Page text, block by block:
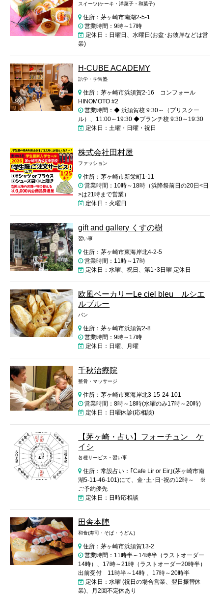
スイーツ(ケーキ・洋菓子・和菓子)
住所：茅ヶ崎市南湖2-5-1
営業時間：9時～17時
定休日：日曜日、水曜日(お盆･お彼岸などは営
業)
H-CUBE ACADEMY
語学・学習塾
住所：茅ヶ崎市浜須賀2-16 コンフォール
HINOMOTO #2
営業時間：◆ 浜須賀校 9:30～（プリスクー
ル）、11:00～19:30 ◆ブランチ校 9:30～19:30
定休日：土曜・日曜・祝日
株式会社田村屋
ファッション
住所：茅ヶ崎市新栄町1-11
営業時間：10時～18時（浜降祭前日の20日<日
>は21時まで営業）
定休日：火曜日
gift and gallery くすの樹
習い事
住所：茅ヶ崎市東海岸北4-2-5
営業時間：11時～17時
定休日：水曜、祝日、第1･3日曜 定休日
欧風ベーカリーLe ciel bleu ルシエ
ルブルー
パン
住所：茅ヶ崎市浜須賀2-8
営業時間：9時～17時
定休日：日曜、月曜
千秋治療院
整骨・マッサージ
住所：茅ヶ崎市東海岸北3-15-24-101
営業時間：8時～18時(水曜のみ17時～20時)
定休日：日曜休診(応相談)
【茅ヶ崎・占い】フォーチュン ケ
イシ
各種サービス・習い事
住所：常設占い：｢Cafe Lir or Eir｣(茅ヶ崎市南
湖5-11-46-101)にて、金･土･日･祝の12時～ ※
ご予約優先
定休日：日時応相談
田舎本陣
和食(寿司・そば・うどん)
住所：茅ヶ崎市浜須賀13-2
営業時間：11時半～14時半（ラストオーダー
14時）、17時～21時（ラストオーダー20時半）
出前受付 11時半～14時 、17時～20時半
定休日：水曜 (祝日の場合営業、翌日振替休
業)、月2回不定休あり